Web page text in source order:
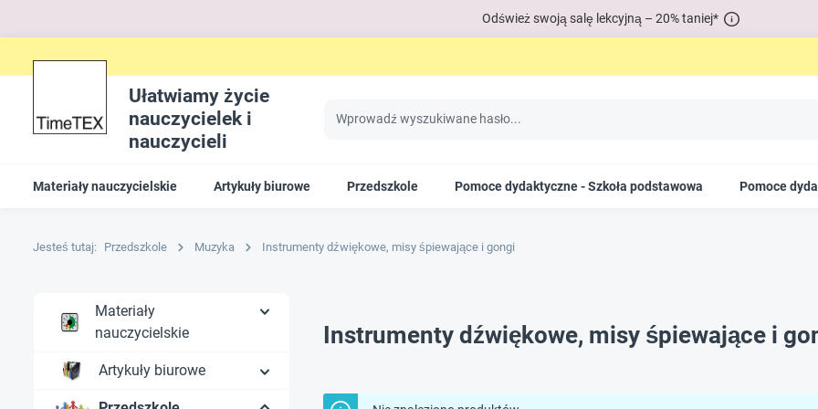
Odśwież swoją salę lekcyjną – 20% taniej*
Ułatwiamy życie
nauczycielek i
nauczycieli
Materiały nauczycielskie Artykuły biurowe Przedszkole Pomoce dydaktyczne - Szkoła podstawowa Pomoce
Jesteś tutaj: Przedszkole Muzyka Instrumenty dźwiękowe, misy śpiewające i gongi
Materiały
nauczycielskie
Artykuły biurowe
Instrumenty dźwiękowe, misy śpiewające i